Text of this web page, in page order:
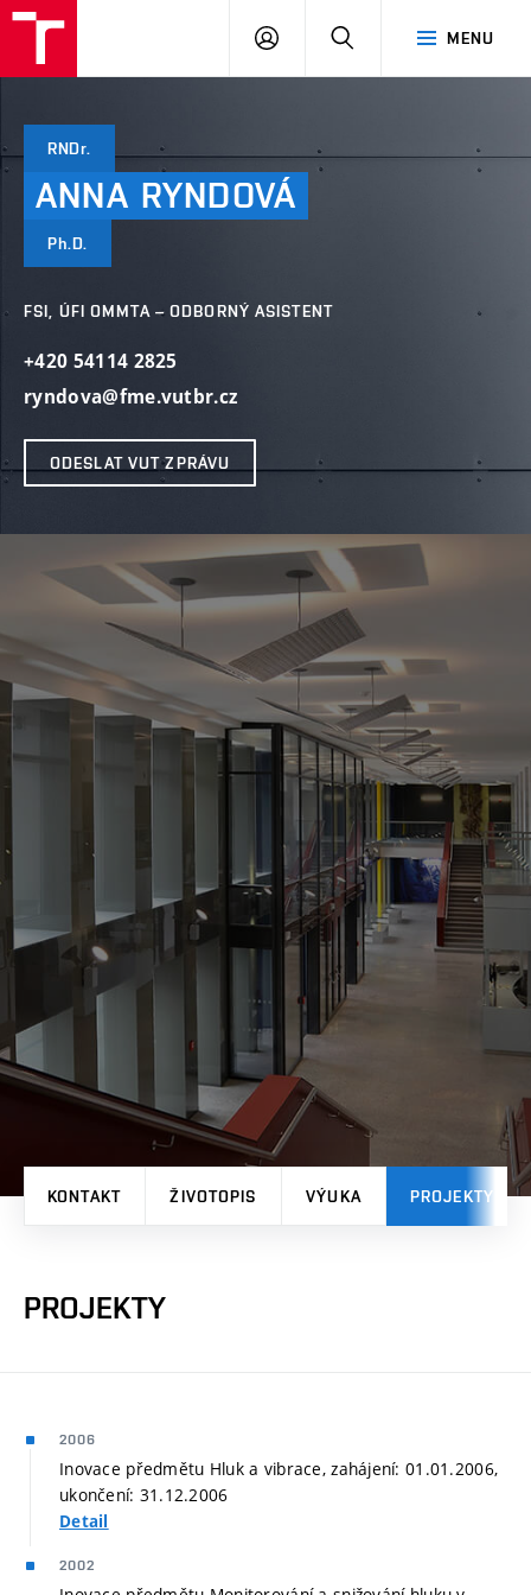
MENU
PŘIHLÁSIT
RNDr.
ANNA RYNDOVÁ
Ph.D.
FSI, ÚFI OMMTA – ODBORNÝ ASISTENT
+420 54114 2825
ryndova@fme.vutbr.cz
ODESLAT VUT ZPRÁVU
KONTAKT ŽIVOTOPIS VÝUKA PROJEKTY
PROJEKTY
2006
Inovace předmětu Hluk a vibrace, zahájení: 01.01.2006,
ukončení: 31.12.2006
Detail
2002